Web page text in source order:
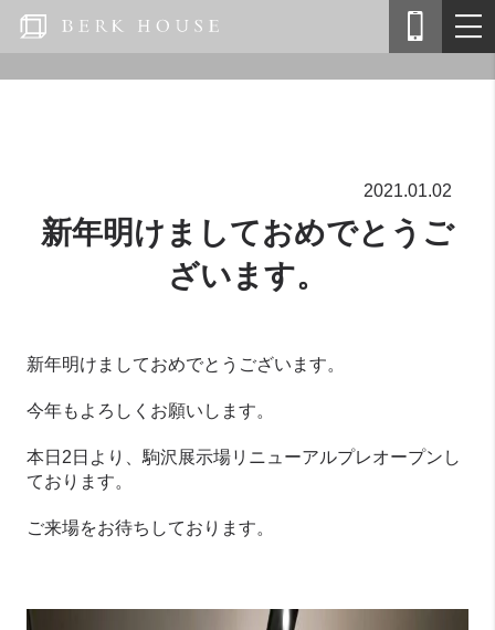
2021.01.02
新年明けましておめでとうご
ざいます。
新年明けましておめでとうございます。
今年もよろしくお願いします。
本日2日より、駒沢展示場リニューアルプレオープンし
ております。
ご来場をお待ちしております。